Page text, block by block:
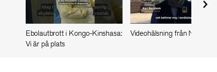
Ebolautbrott i Kongo-Kinshasa:
Vi är på plats
Videohälsning från Nigeria